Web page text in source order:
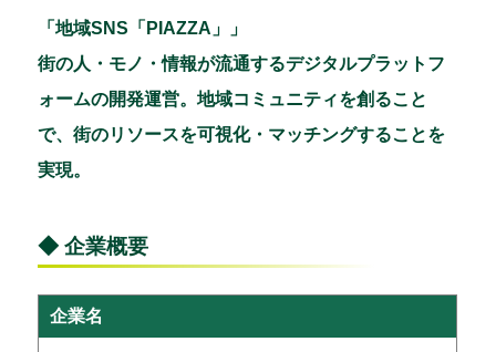
「地域SNS「PIAZZA」」
街の人・モノ・情報が流通するデジタルプラットフ
ォームの開発運営。地域コミュニティを創ること
で、街のリソースを可視化・マッチングすることを
実現。
◆ 企業概要
企業名